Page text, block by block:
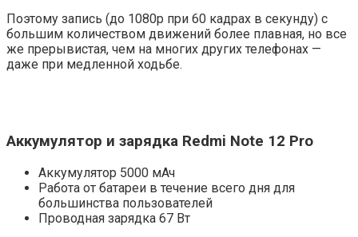
Поэтому запись (до 1080p при 60 кадрах в секунду) с
большим количеством движений более плавная, но все
же прерывистая, чем на многих других телефонах —
даже при медленной ходьбе.
Аккумулятор и зарядка Redmi Note 12 Pro
Аккумулятор 5000 мАч
Работа от батареи в течение всего дня для
большинства пользователей
Проводная зарядка 67 Вт